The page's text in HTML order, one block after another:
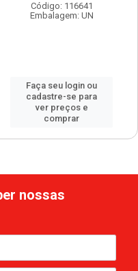
Código: 116641
Embalagem: UN
Faça seu login ou
cadastre-se para
ver preços e
comprar
nossas